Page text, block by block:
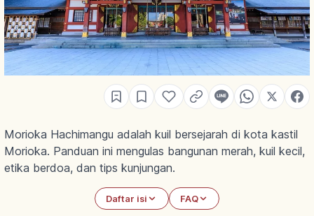
Morioka Hachimangu adalah kuil bersejarah di kota kastil
Morioka. Panduan ini mengulas bangunan merah, kuil kecil,
etika berdoa, dan tips kunjungan.
Daftar isi FAQ